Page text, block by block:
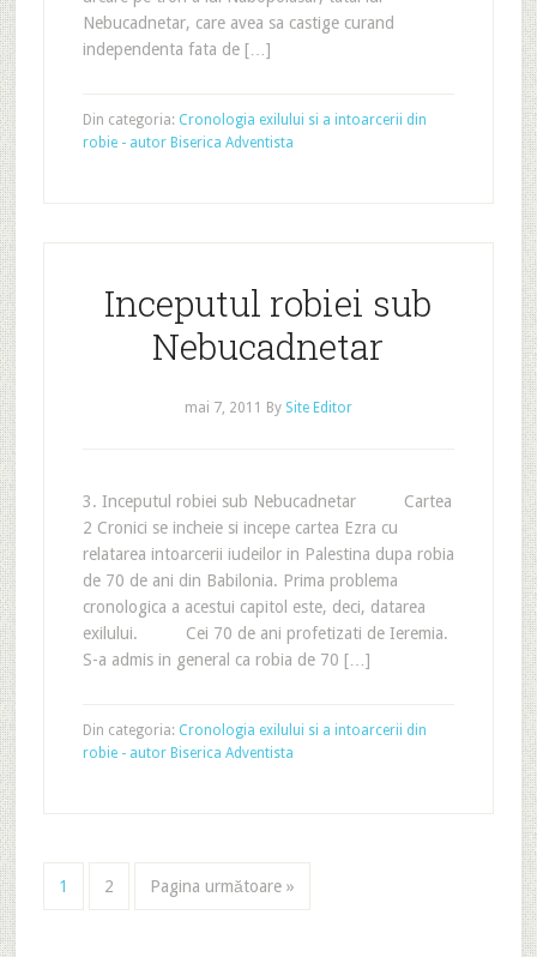
Nebucadnetar, care avea sa castige curand
independenta fata de […]
Din categoria: Cronologia exilului si a intoarcerii din
robie - autor Biserica Adventista
Inceputul robiei sub
Nebucadnetar
mai 7, 2011 By Site Editor
3. Inceputul robiei sub Nebucadnetar Cartea
2 Cronici se incheie si incepe cartea Ezra cu
relatarea intoarcerii iudeilor in Palestina dupa robia
de 70 de ani din Babilonia. Prima problema
cronologica a acestui capitol este, deci, datarea
exilului. Cei 70 de ani profetizati de Ieremia.
S-a admis in general ca robia de 70 […]
Din categoria: Cronologia exilului si a intoarcerii din
robie - autor Biserica Adventista
1 2 Pagina următoare »